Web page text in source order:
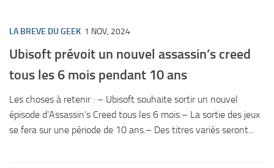
LA BREVE DU GEEK 1 NOV, 2024
Ubisoft prévoit un nouvel assassin’s creed
tous les 6 mois pendant 10 ans
Les choses à retenir : – Ubisoft souhaite sortir un nouvel
épisode d’Assassin’s Creed tous les 6 mois.– La sortie des jeux
se fera sur une période de 10 ans.– Des titres variés seront...